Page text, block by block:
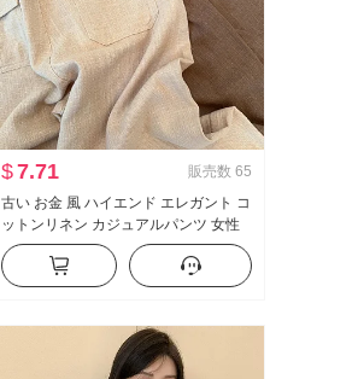
$7.71 販売数 65
古い お金 風 ハイエンド エレガント コ
ットンリネン カジュアルパンツ 女性
春 夏 2026 新品 ルーズフィット スリ
ム効果 軽薄 ストレートパンツ